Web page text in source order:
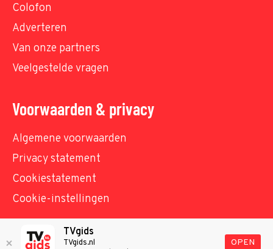
Colofon
Adverteren
Van onze partners
Veelgestelde vragen
Voorwaarden & privacy
Algemene voorwaarden
Privacy statement
Cookiestatement
Cookie-instellingen
© TVgids.nl 2026 - All rights reserved. No text and
TVgids
TVgids.nl
OPEN